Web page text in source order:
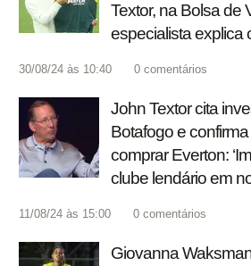
Textor, na Bolsa de
especialista explica
30/08/24 às 10:40 0 comentários
John Textor cita
Botafogo e
comprar Everton:
clube lendário em
11/08/24 às 15:00 0 comentários
Giovanna